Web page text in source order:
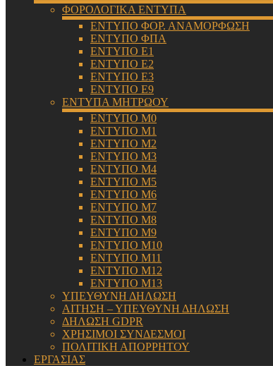
ΦΟΡΟΛΟΓΙΚΑ ΕΝΤΥΠΑ
ΕΝΤΥΠΟ ΦΟΡ. ΑΝΑΜΟΡΦΩΣΗ
ΕΝΤΥΠΟ ΦΠΑ
ΕΝΤΥΠΟ Ε1
ΕΝΤΥΠΟ Ε2
ΕΝΤΥΠΟ Ε3
ΕΝΤΥΠΟ Ε9
ΕΝΤΥΠΑ ΜΗΤΡΩΟΥ
ΕΝΤΥΠΟ Μ0
ΕΝΤΥΠΟ Μ1
ΕΝΤΥΠΟ Μ2
ΕΝΤΥΠΟ Μ3
ΕΝΤΥΠΟ Μ4
ΕΝΤΥΠΟ Μ5
ΕΝΤΥΠΟ Μ6
ΕΝΤΥΠΟ Μ7
ΕΝΤΥΠΟ Μ8
ΕΝΤΥΠΟ Μ9
ΕΝΤΥΠΟ Μ10
ΕΝΤΥΠΟ Μ11
ΕΝΤΥΠΟ Μ12
ΕΝΤΥΠΟ Μ13
ΥΠΕΥΘΥΝΗ ΔΗΛΩΣΗ
ΑΙΤΗΣΗ – ΥΠΕΥΘΥΝΗ ΔΗΛΩΣΗ
ΔΗΛΩΣΗ GDPR
ΧΡΗΣΙΜΟΙ ΣΥΝΔΕΣΜΟΙ
ΠΟΛΙΤΙΚΗ ΑΠΟΡΡΗΤΟΥ
ΕΡΓΑΣΙΑΣ